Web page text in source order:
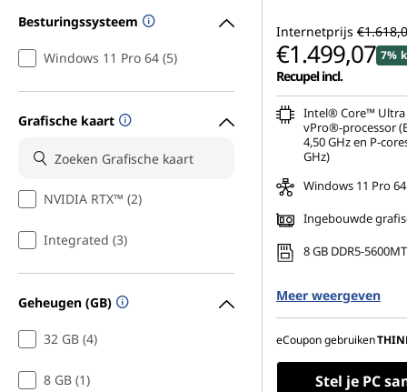
Besturingssysteem
Windows 11 Pro 64 (5)
Grafische kaart
NVIDIA RTX™ (2)
Integrated (3)
Geheugen (GB)
32 GB (4)
8 GB (1)
Internetprijs
€1.499,07 7%
Recupel incl.
Intel® Core™ Ultra
vPro®-processor
4,50 GHz en P-
GHz)
Windows 11 Pro 64
Ingebouwde
8 GB DDR5-
Gen4, TLC, Opal
Meer weergeven
eCoupon gebruiken
Stel je PC